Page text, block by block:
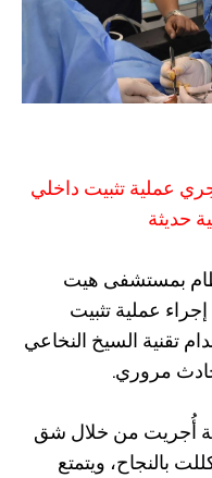
عملية تثبيت داخلي
حديثة
بمستشفى هيت
إجراء عملية تثبيت
تقنية السيخ النخاعي
أُجريت من خلال شق
3 سم، وتكللت بالنجاح، ويتمتع